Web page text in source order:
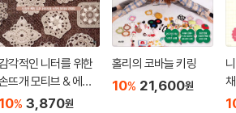
각적인 니터를 위한
뜨개 모티브 & 에징
300
10% 3,870원
홀리의 코바늘 키링
10% 21,600원